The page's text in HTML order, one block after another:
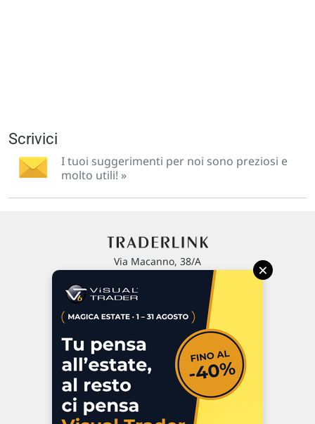
Scrivici
I tuoi suggerimenti per noi sono preziosi e
molto utili! »
Via Macanno, 38/A
P.IVA 02 452 460 401
Commenti e segnalazioni
Contattaci
×